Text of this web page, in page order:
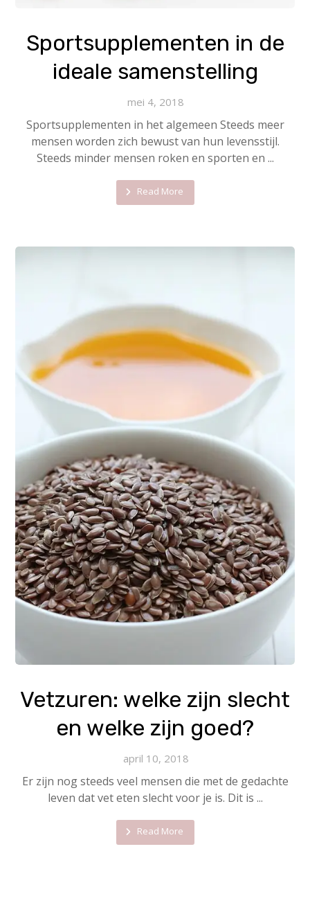
Sportsupplementen in de
ideale samenstelling
mei 4, 2018
Sportsupplementen in het algemeen Steeds meer
mensen worden zich bewust van hun levensstijl.
Steeds minder mensen roken en sporten en ...
Read More
Vetzuren: welke zijn slecht
en welke zijn goed?
april 10, 2018
Er zijn nog steeds veel mensen die met de gedachte
leven dat vet eten slecht voor je is. Dit is ...
Read More